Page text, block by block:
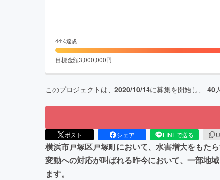
44%達成
目標金額3,000,000円
このプロジェクトは、 2020/10/14に募集を開始し、 40
ポスト シェア LINEで送る
横浜市戸塚区戸塚町において、水害増大をもた
変動への対応が叫ばれる昨今において、一部地
ます。